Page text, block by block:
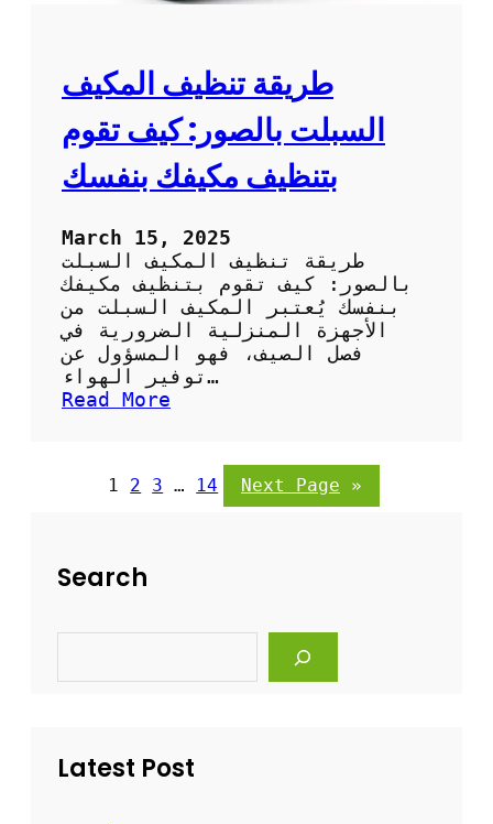
ر
د
ح
ر
ا
و
ي
ل
ص
ر
:
خ
س
طريقة تنظيف المكيف
السبلت بالصور: كيف تقوم
بتنظيف مكيفك بنفسك
March 15, 2025
طريقة تنظيف المكيف السبلت
بالصور: كيف تقوم بتنظيف مكيفك
بنفسك يُعتبر المكيف السبلت من
الأجهزة المنزلية الضرورية في
فصل الصيف، فهو المسؤول عن
توفير الهواء…
Read More
ق
ف
ل
ف
1 2 3 … 14 Next Page »
Search
Latest Post